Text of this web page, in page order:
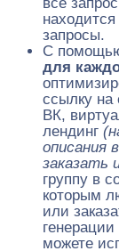
все
запросы.
С
для
ссылку на
ВК,
лендинг
описания
заказать
группу в
которым
или
можете